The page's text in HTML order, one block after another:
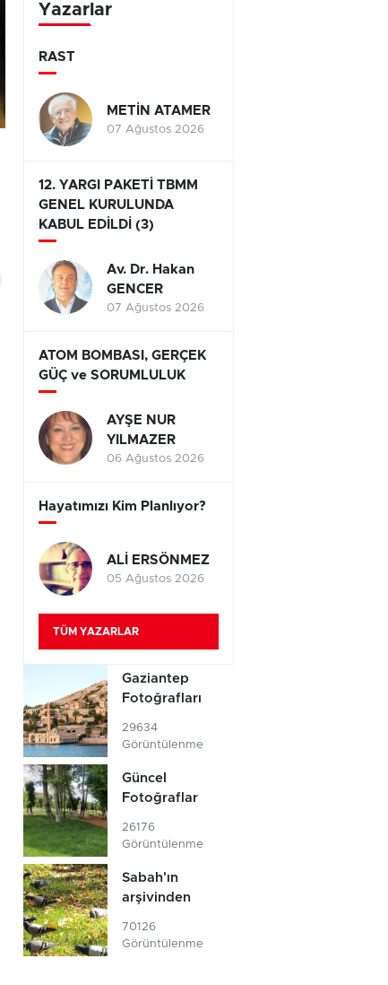
Yazarlar
RAST
METİN ATAMER
07 Ağustos 2026
12. YARGI PAKETİ TBMM
GENEL KURULUNDA
KABUL EDİLDİ (3)
Av. Dr. Hakan
GENCER
07 Ağustos 2026
ATOM BOMBASI, GERÇEK
GÜÇ ve SORUMLULUK
AYŞE NUR
YILMAZER
06 Ağustos 2026
Hayatımızı Kim Planlıyor?
ALİ ERSÖNMEZ
05 Ağustos 2026
TÜM YAZARLAR
Gaziantep
Fotoğrafları
29634
Görüntülenme
Güncel
Fotoğraflar
26176
Görüntülenme
Sabah'ın
arşivinden
70126
Görüntülenme